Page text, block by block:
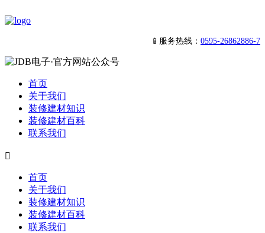
📱服务热线： 0595-26862886-7
首页
关于我们
装修建材知识
装修建材百科
联系我们

首页
关于我们
装修建材知识
装修建材百科
联系我们